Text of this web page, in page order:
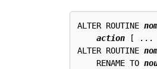
ALTER ROUTINE
action [ ... ]
ALTER ROUTINE
    RENAME TO